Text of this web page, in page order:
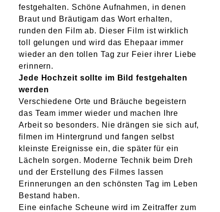
festgehalten. Schöne Aufnahmen, in denen
Braut und Bräutigam das Wort erhalten,
runden den Film ab. Dieser Film ist wirklich
toll gelungen und wird das Ehepaar immer
wieder an den tollen Tag zur Feier ihrer Liebe
erinnern.
Jede Hochzeit sollte im Bild festgehalten
werden
Verschiedene Orte und Bräuche begeistern
das Team immer wieder und machen Ihre
Arbeit so besonders. Nie drängen sie sich auf,
filmen im Hintergrund und fangen selbst
kleinste Ereignisse ein, die später für ein
Lächeln sorgen. Moderne Technik beim Dreh
und der Erstellung des Filmes lassen
Erinnerungen an den schönsten Tag im Leben
Bestand haben.
Eine einfache Scheune wird im Zeitraffer zum